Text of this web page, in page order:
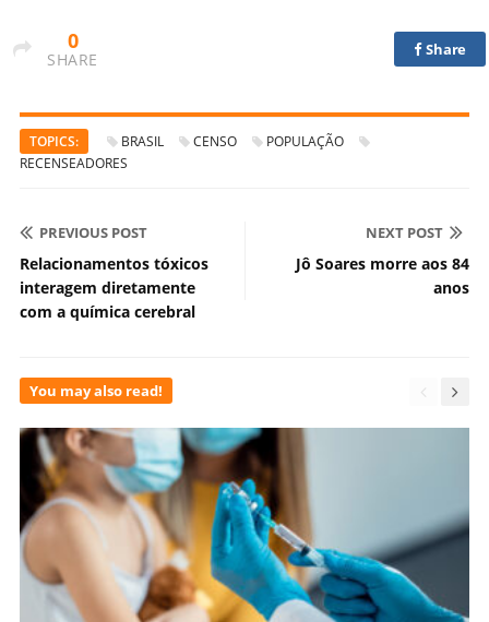
0
SHARE
Share
TOPICS: BRASIL CENSO
POPULAÇÃO
RECENSEADORES
PREVIOUS POST
Relacionamentos tóxicos
interagem diretamente
com a química cerebral
NEXT POST
Jô Soares morre aos 84
anos
You may also read!